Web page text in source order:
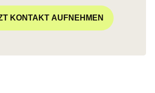
KONTAKT AUFNEHMEN